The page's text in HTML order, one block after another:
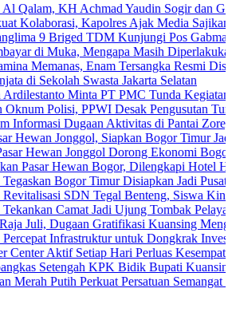
KH Achmad Yaudin Sogir dan Gus Sholeh
Kapolres Ajak Media Sajikan
TDM Kunjungi Pos Gabma Temajuk
Mengapa Masih Diperlakukan
Enam Tersangka Resmi Diseret ke
Swasta Jakarta Selatan
Minta PT PMC Tunda Kegiatan Demi
PPWI Desak Pengusutan Tuntas
Dugaan Aktivitas di Pantai Zore, Bea
Siapkan Bogor Timur Jadi Pusat
Jonggol Dorong Ekonomi Bogor Timur
Bogor, Dilengkapi Hotel Hewan dan
Timur Disiapkan Jadi Pusat
SDN Tegal Benteng, Siswa Kini Belajar
Jadi Ujung Tombak Pelayanan
Gratifikasi Kuansing Menguat
untuk Dongkrak Investasi
Setiap Hari Perluas Kesempatan Kerja
KPK Bidik Bupati Kuansing
Perkuat Persatuan Semangat